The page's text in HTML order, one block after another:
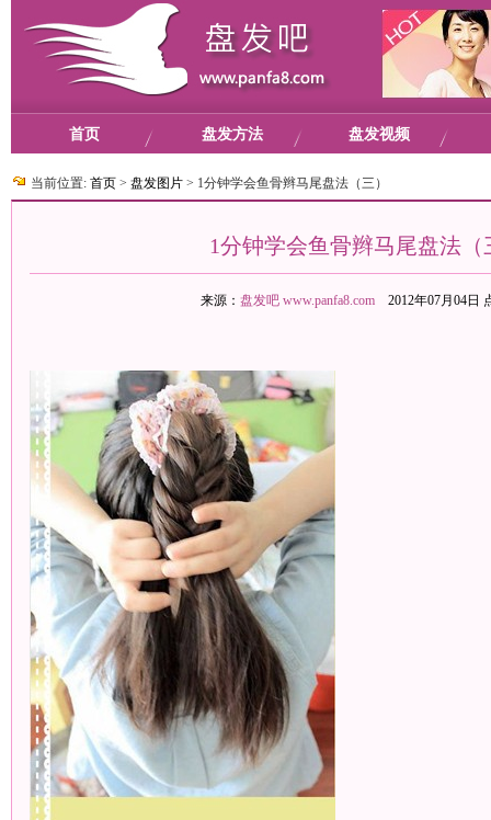
首页 盘发方法 盘发视频
当前位置: 首页 > 盘发图片 > 1分钟学会鱼骨辫马尾盘法（三）
1分钟学会鱼骨辫马尾盘法（
来源： 盘发吧 www.panfa8.com 2012年07月04日